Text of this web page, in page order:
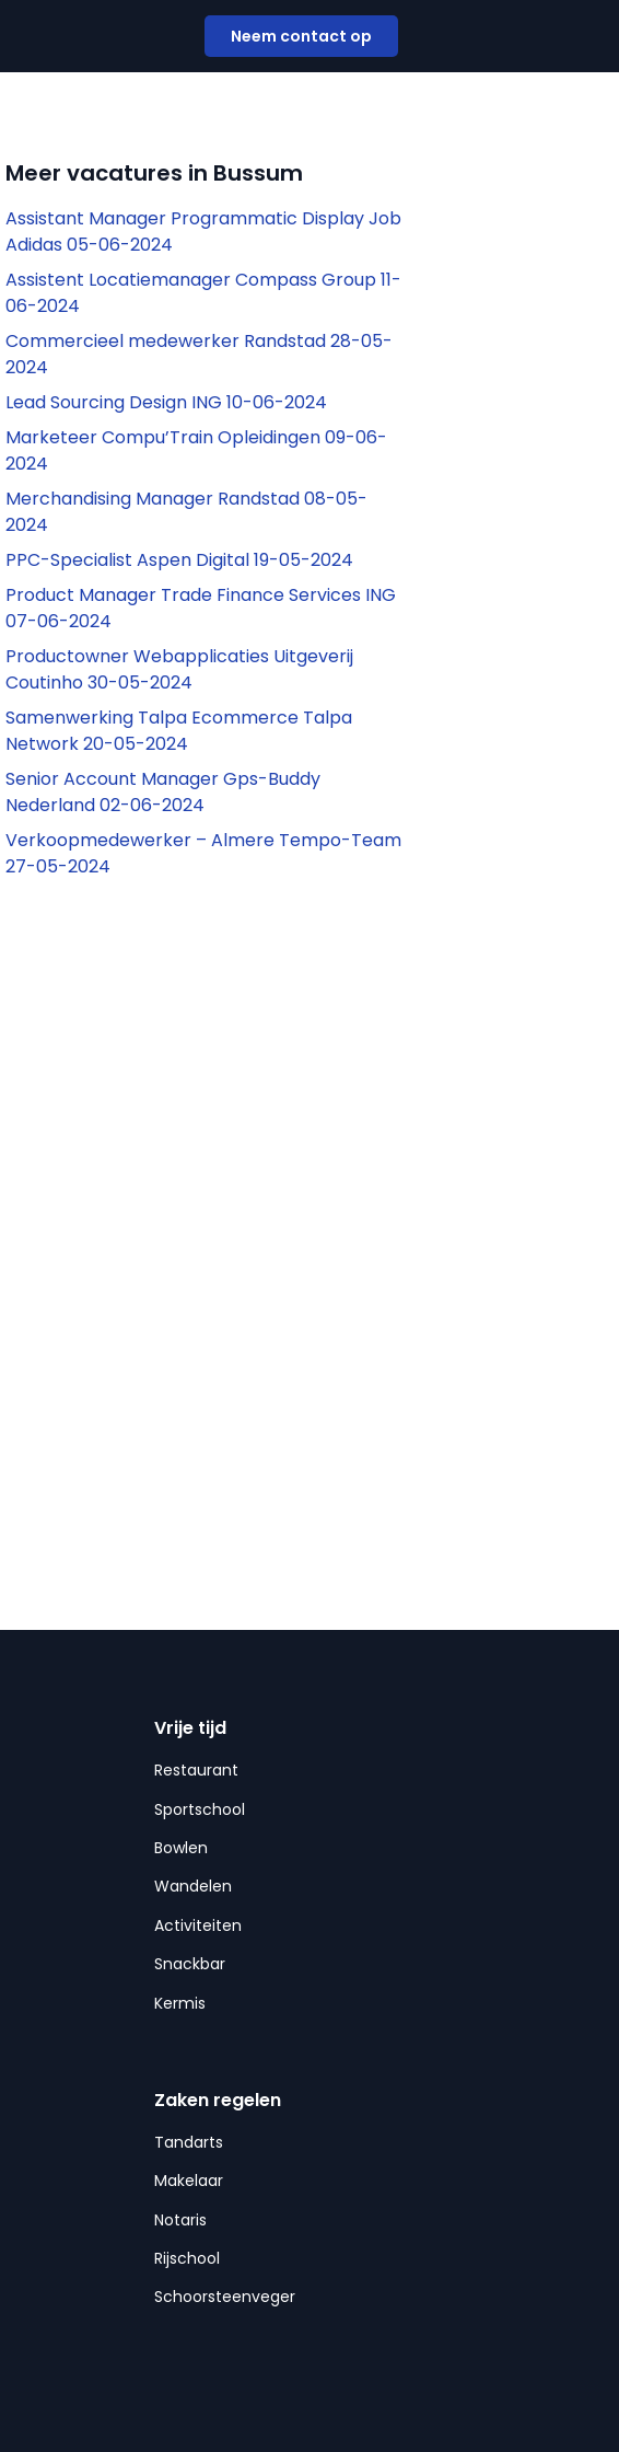
Neem contact op
Meer vacatures in Bussum
Assistant Manager Programmatic Display Job
Adidas 05-06-2024
Assistent Locatiemanager Compass Group 11-
06-2024
Commercieel medewerker Randstad 28-05-
2024
Lead Sourcing Design ING 10-06-2024
Marketeer Compu’Train Opleidingen 09-06-
2024
Merchandising Manager Randstad 08-05-
2024
PPC-Specialist Aspen Digital 19-05-2024
Product Manager Trade Finance Services ING
07-06-2024
Productowner Webapplicaties Uitgeverij
Coutinho 30-05-2024
Samenwerking Talpa Ecommerce Talpa
Network 20-05-2024
Senior Account Manager Gps-Buddy
Nederland 02-06-2024
Verkoopmedewerker – Almere Tempo-Team
27-05-2024
Vrije tijd
Restaurant
Sportschool
Bowlen
Wandelen
Activiteiten
Snackbar
Kermis
Zaken regelen
Tandarts
Makelaar
Notaris
Rijschool
Schoorsteenveger